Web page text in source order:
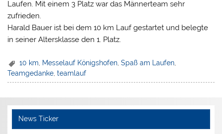
Laufen. Mit einem 3 Platz war das Männerteam sehr
zufrieden.
Harald Bauer ist bei dem 10 km Lauf gestartet und belegte
in seiner Altersklasse den 1. Platz.
10 km Messelauf Königshofen ,Spaß am Laufen
Teamgedanke,teamlauf
News Ticker